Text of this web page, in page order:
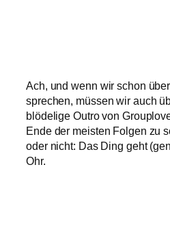
Ach, und wenn wir schon
sprechen, müssen wir auch
blödelige Outro von
Ende der meisten Folgen zu
oder nicht: Das Ding geht
Ohr.